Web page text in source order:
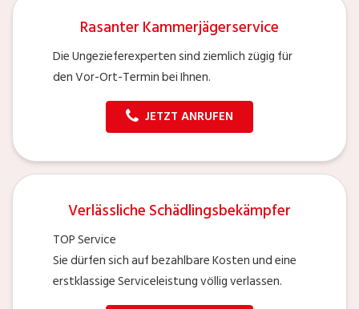
Rasanter Kammerjägerservice
Die Ungezieferexperten sind ziemlich zügig für
den Vor-Ort-Termin bei Ihnen.
JETZT ANRUFEN
Verlässliche Schädlingsbekämpfer
TOP Service
Sie dürfen sich auf bezahlbare Kosten und eine
erstklassige Serviceleistung völlig verlassen.